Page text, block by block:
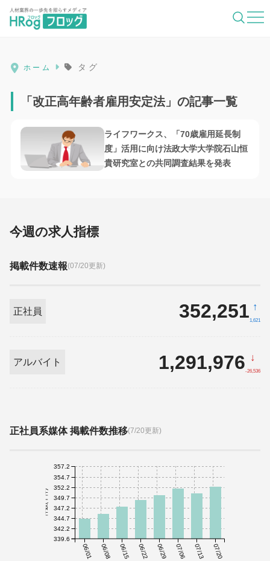
HRog | 人材業界の一歩先を照らすメディ
ホーム タグ
「改正高年齢者雇用安定法」の記事一覧
ライフワークス、「70歳雇用延長制
度」活用に向け法政大学大学院石山恒
貴研究室との共同調査結果を発表
今週の求人指標
掲載件数速報(07/20更新)
正社員 352,251 ↑
1,621
アルバイト 1,291,976 ↓
-26,536
正社員系媒体 掲載件数推移(7/20更新)
06/01 06/08 06/15 06/22 06/29 07/06 07/13 07/20
件数(千件)
339.6
342.2
344.7
347.2
349.7
352.2
354.7
357.2